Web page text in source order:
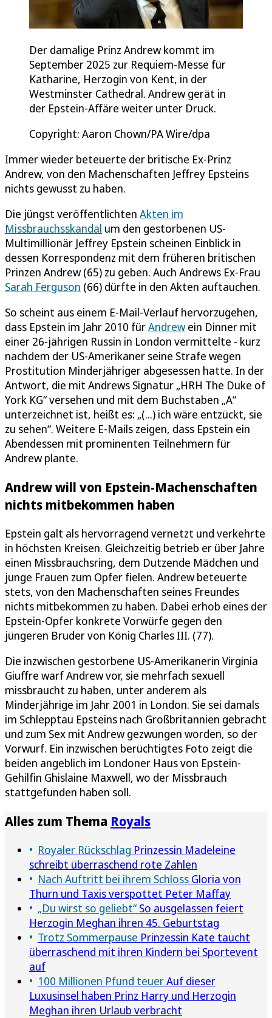
Der damalige Prinz Andrew kommt im
September 2025 zur Requiem-Messe für
Katharine, Herzogin von Kent, in der
Westminster Cathedral. Andrew gerät in
der Epstein-Affäre weiter unter Druck.
Copyright: Aaron Chown/PA Wire/dpa
Immer wieder beteuerte der britische Ex-Prinz
Andrew, von den Machenschaften Jeffrey Epsteins
nichts gewusst zu haben.
Die jüngst veröffentlichten Akten im
Missbrauchsskandal um den gestorbenen US-
Multimillionär Jeffrey Epstein scheinen Einblick in
dessen Korrespondenz mit dem früheren britischen
Prinzen Andrew (65) zu geben. Auch Andrews Ex-Frau
Sarah Ferguson (66) dürfte in den Akten auftauchen.
So scheint aus einem E-Mail-Verlauf hervorzugehen,
dass Epstein im Jahr 2010 fürAndrew ein Dinner mit
einer 26-jährigen Russin in London vermittelte - kurz
nachdem der US-Amerikaner seine Strafe wegen
Prostitution Minderjähriger abgesessen hatte. In der
Antwort, die mit Andrews Signatur „HRH The Duke of
York KG“ versehen und mit dem Buchstaben „A“
unterzeichnet ist, heißt es: „(...) ich wäre entzückt, sie
zu sehen“. Weitere E-Mails zeigen, dass Epstein ein
Abendessen mit prominenten Teilnehmern für
Andrew plante.
Andrew will von Epstein-Machenschaften
nichts mitbekommen haben
Epstein galt als hervorragend vernetzt und verkehrte
in höchsten Kreisen. Gleichzeitig betrieb er über Jahre
einen Missbrauchsring, dem Dutzende Mädchen und
junge Frauen zum Opfer fielen. Andrew beteuerte
stets, von den Machenschaften seines Freundes
nichts mitbekommen zu haben. Dabei erhob eines der
Epstein-Opfer konkrete Vorwürfe gegen den
jüngeren Bruder von König Charles III. (77).
Die inzwischen gestorbene US-Amerikanerin Virginia
Giuffre warf Andrew vor, sie mehrfach sexuell
missbraucht zu haben, unter anderem als
Minderjährige im Jahr 2001 in London. Sie sei damals
im Schlepptau Epsteins nach Großbritannien gebracht
und zum Sex mit Andrew gezwungen worden, so der
Vorwurf. Ein inzwischen berüchtigtes Foto zeigt die
beiden angeblich im Londoner Haus von Epstein-
Gehilfin Ghislaine Maxwell, wo der Missbrauch
stattgefunden haben soll.
Alles zum Thema Royals
Royaler Rückschlag Prinzessin Madeleine
schreibt überraschend rote Zahlen
Nach Auftritt bei ihrem Schloss Gloria von
Thurn und Taxis verspottet Peter Maffay
„Du wirst so geliebt“ So ausgelassen feiert
Herzogin Meghan ihren 45. Geburtstag
Trotz Sommerpause Prinzessin Kate taucht
überraschend mit ihren Kindern bei Sportevent
auf
100 Millionen Pfund teuerAuf dieser
Luxusinsel haben Prinz Harry und Herzogin
Meghan ihren Urlaub verbracht